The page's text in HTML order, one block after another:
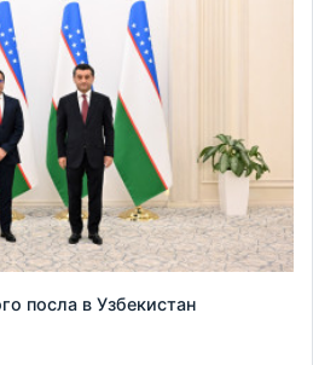
посла в Узбекистан